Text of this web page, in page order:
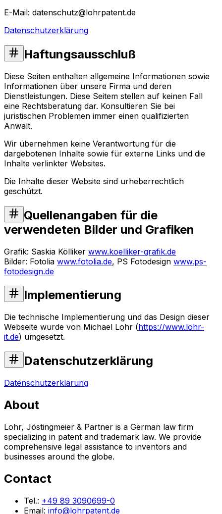
E-Mail: datenschutz@lohrpatent.de
Datenschutzerklärung
Haftungsausschluß
Diese Seiten enthalten allgemeine Informationen sowie
Informationen über unsere Firma und deren
Dienstleistungen. Diese Seitem stellen auf keinen Fall
eine Rechtsberatung dar. Konsultieren Sie bei
juristischen Problemen immer einen qualifizierten
Anwalt.
Wir übernehmen keine Verantwortung für die
dargebotenen Inhalte sowie für externe Links und die
Inhalte verlinkter Websites.
Die Inhalte dieser Website sind urheberrechtlich
geschützt.
Quellenangaben für die
verwendeten Bilder und Grafiken
Grafik: Saskia Kölliker www.koelliker-grafik.de
Bilder: Fotolia www.fotolia.de, PS Fotodesign www.ps-
fotodesign.de
Implementierung
Die technische Implementierung und das Design dieser
Webseite wurde von Michael Lohr (https://www.lohr-
it.de) umgesetzt.
Datenschutzerklärung
Datenschutzerklärung
About
Lohr, Jöstingmeier & Partner is a German law firm
specializing in patent and trademark law. We provide
comprehensive legal assistance to inventors and
businesses around the globe.
Contact
Tel.: +49 89 3090699-0
Email: info@lohrpatent.de